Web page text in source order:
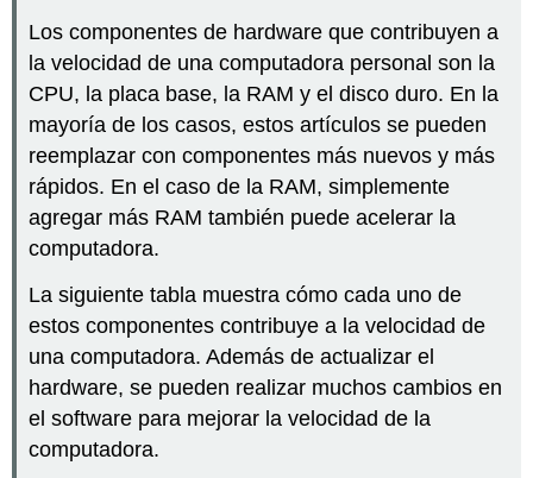
Los componentes de hardware que contribuyen a
la velocidad de una computadora personal son la
CPU, la placa base, la RAM y el disco duro. En la
mayoría de los casos, estos artículos se pueden
reemplazar con componentes más nuevos y más
rápidos. En el caso de la RAM, simplemente
agregar más RAM también puede acelerar la
computadora.
La siguiente tabla muestra cómo cada uno de
estos componentes contribuye a la velocidad de
una computadora. Además de actualizar el
hardware, se pueden realizar muchos cambios en
el software para mejorar la velocidad de la
computadora.